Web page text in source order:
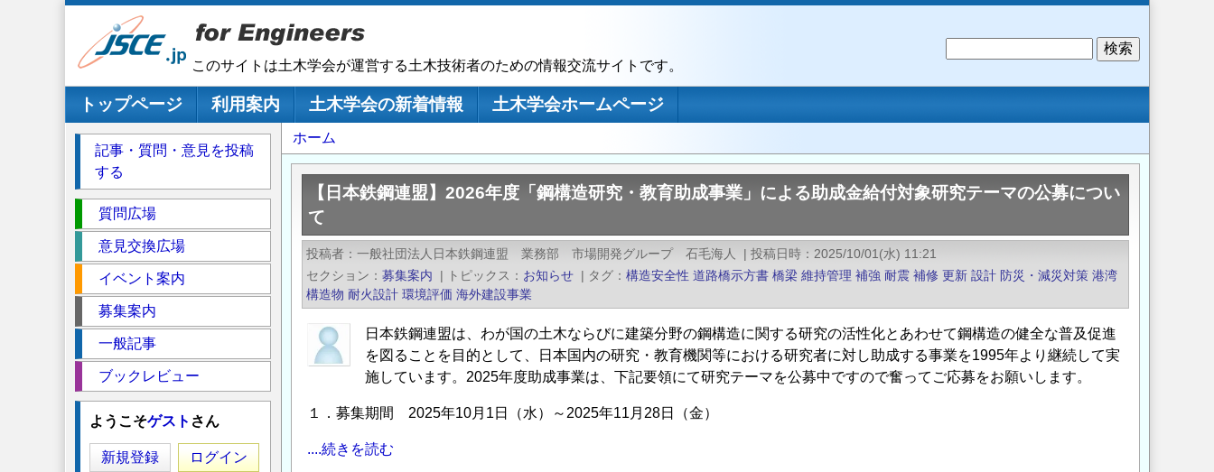
このサイトは土木学会が運営する土木技術者のための情報交流サイトです。
メインナビゲーション
トップページ 利用案内 土木学会の新着情報
土木学会ホームページ
パ
ン
ず
ホーム
【日本鉄鋼連盟】2026年度「鋼構造研究・教育助成事業」による助成金給付対象研究テーマの公募につい
て
投稿者 一般社団法人日本鉄鋼連盟 業務部 市場開発グループ 石毛海人 | 投稿日時
2025/10/01(水) 11:21
セクション
募集案内 | トピックス お知らせ | タグ 構造安全性 道路橋示方書 橋梁 維持管理 補強 耐震 補修 更新 設計 防災・減災対策 港湾
構造物 耐火設計 環境評価 海外建設事業
日本鉄鋼連盟は、わが国の土木ならびに建築分野の鋼構造に関する研究の活性化とあわせて鋼構造の健全な普及促進
を図ることを目的として、日本国内の研究・教育機関等における研究者に対し助成する事業を1995年より継続して実
施しています。2025年度助成事業は、下記要領にて研究テーマを公募中ですので奮ってご応募をお願いします。
１．募集期間 2025年10月1日（水）～2025年11月28日（金）
....続きを読む
記事・質問・意見を投稿
する
ク
シ
質問広場
意見交換広場
イベント案内
募集案内
一般記事
ブックレビュー
ようこそゲスト さん
新規登録 ログイン